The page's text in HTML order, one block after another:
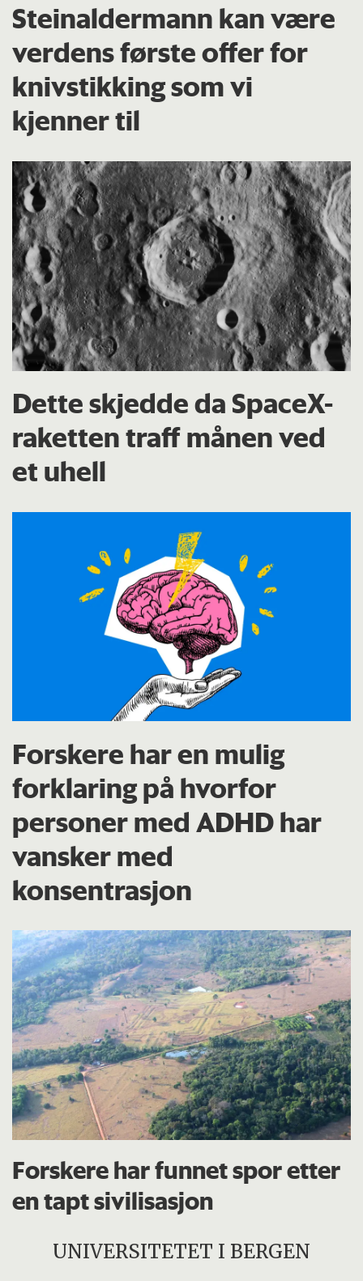
Steinaldermann kan være
verdens første offer for
knivstikking som vi
kjenner til
Dette skjedde da SpaceX-
raketten traff månen ved
et uhell
Forskere har en mulig
forklaring på hvorfor
personer med ADHD har
vansker med
konsentrasjon
Forskere har funnet spor etter
en tapt sivilisasjon
UNIVERSITETET I BERGEN